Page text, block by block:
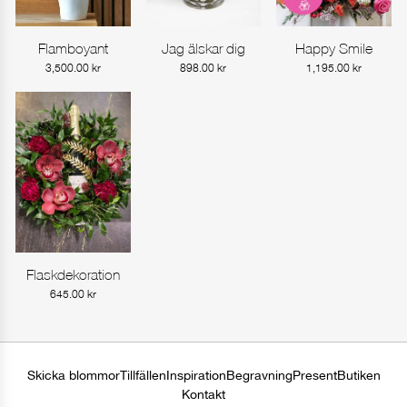
Gå till produkt
Flamboyant
3,500.00 kr
Gå till produkt
Jag älskar dig
898.00kr
Gå till produkt
Happy Smile
1,195.00kr
Gå till produkt
Flaskdekoration
645.00 kr
Skicka blommorTillfällenInspirationBegravningPresentButiken
Kontakt